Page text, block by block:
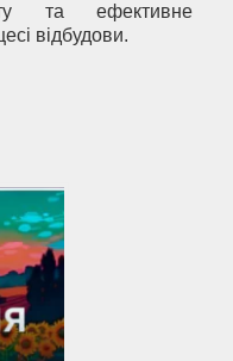
та ефективне
відбудови.